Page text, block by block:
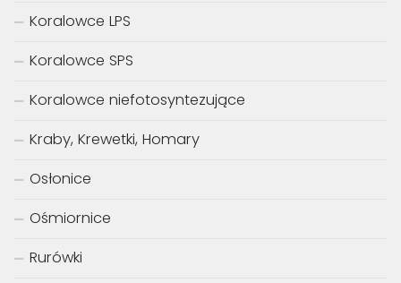
Koralowce LPS
Koralowce SPS
Koralowce niefotosyntezujące
Kraby, Krewetki, Homary
Osłonice
Ośmiornice
Rurówki